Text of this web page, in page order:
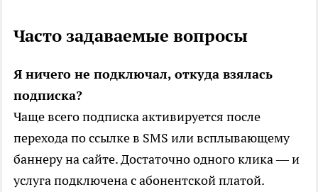
Часто задаваемые вопросы
Я ничего не подключал, откуда взялась
подписка?
Чаще всего подписка активируется после
перехода по ссылке в SMS или всплывающему
баннеру на сайте. Достаточно одного клика — и
услуга подключена с абонентской платой.